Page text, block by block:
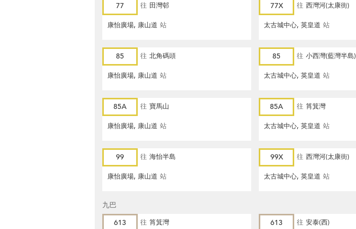
77 往 田灣邨
康怡廣場, 康山道 站
77X 往 西灣河(太康街)
太古城中心, 英皇道 站
85 往 北角碼頭
康怡廣場, 康山道 站
85 往 小西灣(藍灣半島)
太古城中心, 英皇道 站
85A 往 寶馬山
康怡廣場, 康山道 站
85A 往 筲箕灣
太古城中心, 英皇道 站
99 往 海怡半島
康怡廣場, 康山道 站
99X 往 西灣河(太康街)
太古城中心, 英皇道 站
九巴
613
往 筲箕灣 613 往 安泰(西)